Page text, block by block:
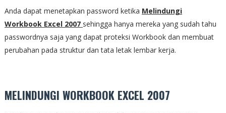
Anda dapat menetapkan password ketika Melindungi
Workbook Excel 2007 sehingga hanya mereka yang sudah tahu
passwordnya saja yang dapat proteksi Workbook dan membuat
perubahan pada struktur dan tata letak lembar kerja.
MELINDUNGI WORKBOOK EXCEL 2007